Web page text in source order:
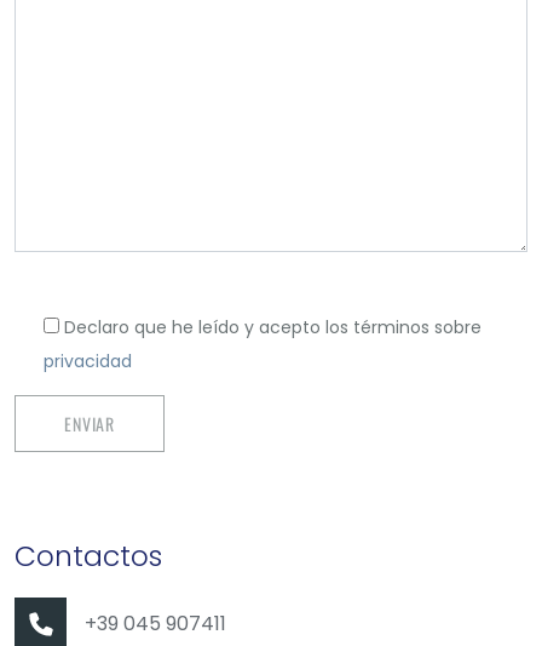
Declaro que he leído y acepto los términos sobre
privacidad
ENVIAR
Contactos
+39 045 907411